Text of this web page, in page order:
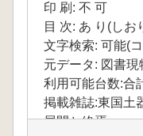
印 刷: 不 可
目 次: あ り(しお
文字検索: 可能(
元データ: 図書現
利用可能台数:合
掲載雑誌:東国
展開と終焉